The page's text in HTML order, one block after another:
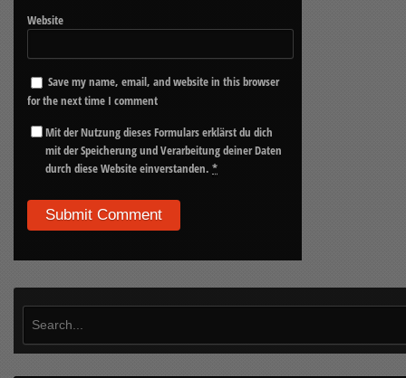
Website
Save my name, email, and website in this browser
for the next time I comment
Mit der Nutzung dieses Formulars erklärst du dich
mit der Speicherung und Verarbeitung deiner Daten
durch diese Website einverstanden.*